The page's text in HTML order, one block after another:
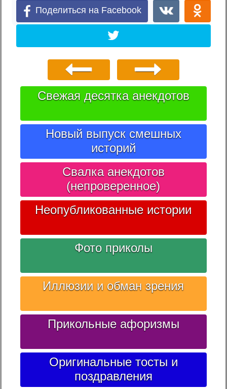
Поделиться на Facebook
Свежая десятка анекдотов
Новый выпуск смешных
историй
Свалка анекдотов
(непроверенное)
Неопубликованные истории
Фото приколы
Иллюзии и обман зрения
Прикольные афоризмы
Оригинальные тосты и
поздравления